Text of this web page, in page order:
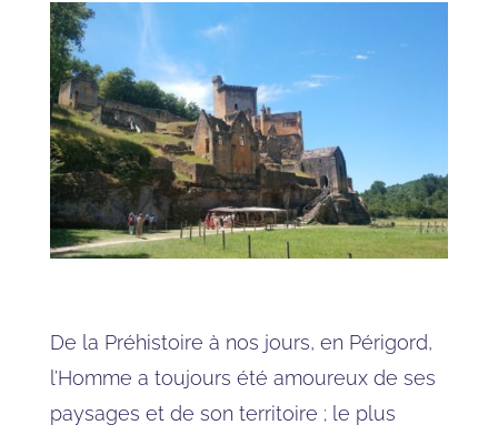
De la Préhistoire à nos jours, en Périgord,
l’Homme a toujours été amoureux de ses
paysages et de son territoire ; le plus